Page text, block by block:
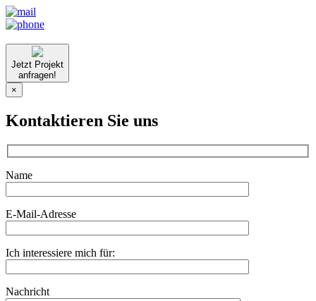
Jetzt Projekt
anfragen!
×
Kontaktieren Sie uns
Name
E-Mail-Adresse
Ich interessiere mich für:
Nachricht